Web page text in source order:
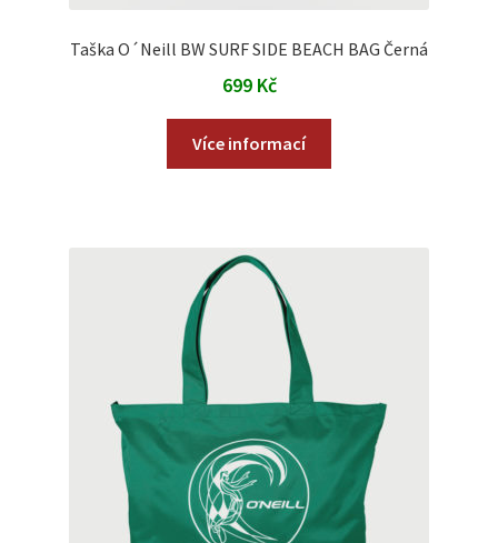
Taška O´Neill BW SURF SIDE BEACH BAG Černá
699 Kč
Více informací